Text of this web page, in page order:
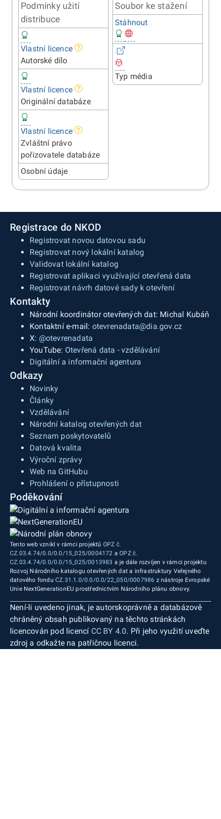
Podmínky užití
distribuce
Vlastní licence
Autorské dílo
Vlastní licence
Originální databáze
Vlastní licence
Zvláštní právo
pořizovatele databáze
Osobní údaje
Soubor ke stažení
Stáhnout
Typ média
Registrace do NKOD
Registrovat novou datovou sadu
Registrovat nový lokální katalog
Validovat lokální katalog
Registrovat aplikaci využívající otevřená data
Registrovat návrh datové sady k otevření
Kontakty
Národní koordinátor otevřených dat: Michal Kubáň
Kontaktní e-mail: otevrenadata@dia.gov.cz
X: @otevrenadata
YouTube: Otevřená data - vzdělávání
Digitální a informační agentura
Odkazy
Novinky
Články
Vzdělávání
Národní katalog otevřených dat
Seznam poskytovatelů
Datová kvalita
Výroční zprávy
Web na GitHubu
Prohlášení o přístupnosti
Poděkování
Tento web vznikl v rámci projektů OPZ č.
CZ.03.4.74/0.0/0.0/15_025/0004172 aOPZ č.
CZ.03.4.74/0.0/0.0/15_025/0013983 a je dále rozvíjen v rámci projektu
Rozvoj Národního katalogu otevřených dat a infrastruktury Veřejného
datového fondu CZ.31.1.0/0.0/0.0/22_050/0007986 z nástroje Evropské
Unie NextGenerationEU prostřednictvím Národního plánu obnovy.
Není-li uvedeno jinak, je autorskoprávně a databázově
chráněný obsah publikovaný na těchto stránkách
licencován pod licencí CC BY 4.0. Při jeho využití uveďte
zdroj a odkažte na patřičnou licenci.